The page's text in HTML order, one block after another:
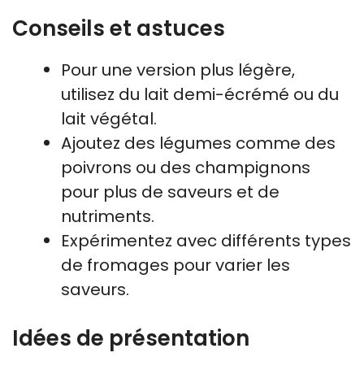
Conseils et astuces
Pour une version plus légère,
utilisez du lait demi-écrémé ou du
lait végétal.
Ajoutez des légumes comme des
poivrons ou des champignons
pour plus de saveurs et de
nutriments.
Expérimentez avec différents types
de fromages pour varier les
saveurs.
Idées de présentation